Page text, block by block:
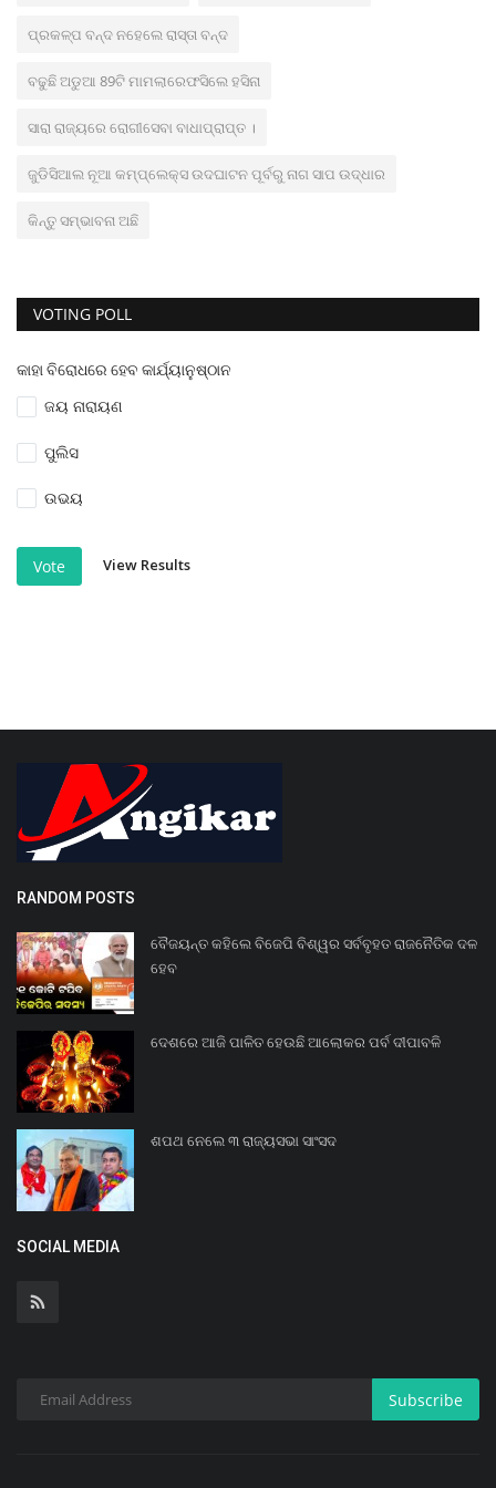
ପ୍ରକଳ୍ପ ବନ୍ଦ ନହେଲେ ରାସ୍ତା ବନ୍ଦ
ବଢୁଛି ଅଡୁଆ 89ଟି ମାମଲାରେଫସିଲେ ହସିନା
ସାରା ରାଜ୍ୟରେ ରୋଗୀସେବା ବାଧାପ୍ରାପ୍ତ ।
ଜୁଡିସିଆଲ ନୂଆ କମ୍ପ୍ଲେକ୍ସ ଉଦଘାଟନ ପୂର୍ବରୁ ନାଗ ସାପ ଉଦ୍ଧାର
କିନ୍ତୁ ସମ୍ଭାବନା ଅଛି
VOTING POLL
କାହା ବିରୋଧରେ ହେବ କାର୍ଯ୍ୟାନୁଷ୍ଠାନ
ଜୟ ନାରାୟଣ
ପୁଲିସ
ଉଭୟ
Vote View Results
RANDOM POSTS
ବୈଜୟନ୍ତ କହିଲେ ବିଜେପି ବିଶ୍ୱର ସର୍ବବୃହତ ରାଜନୈତିକ ଦଳ
ହେବ
ଦେଶରେ ଆଜି ପାଳିତ ହେଉଛି ଆଲୋକର ପର୍ବ ଦୀପାବଳି
ଶପଥ ନେଲେ ୩ ରାଜ୍ୟସଭା ସାଂସଦ
SOCIAL MEDIA
Subscribe